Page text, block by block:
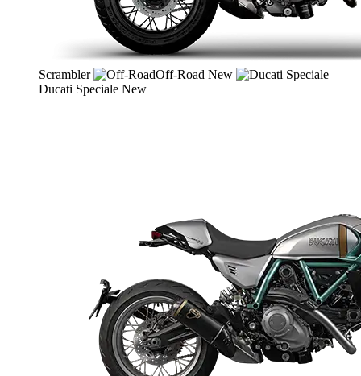
Scrambler Off-Road New
Ducati Speciale New